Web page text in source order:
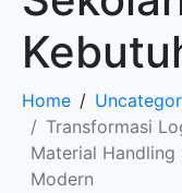
Home
Transformasi
Material Handling
Modern